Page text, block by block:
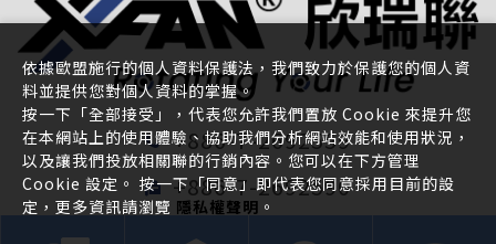
+886-7-2692559
+886-7-2692590
pm@x-fan.com
依據歐盟施行的個人資料保護法，我們致力於保護您的個人資
料並提供您對個人資料的掌握。
按一下「全部接受」，代表您允許我們置放 Cookie 來提升您
在本網站上的使用體驗、協助我們分析網站效能和使用狀況，
以及讓我們投放相關聯的行銷內容。您可以在下方管理
Cookie 設定。 按一下「同意」即代表您同意採用目前的設
定，更多資訊請瀏覽 隱私權聲明 。